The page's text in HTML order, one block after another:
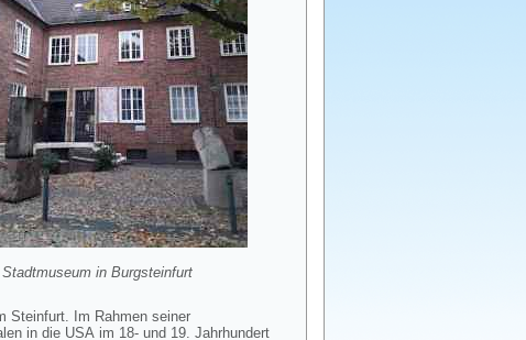
in Burgsteinfurt
Steinfurt. Im Rahmen seiner
in die USA im 18- und 19. Jahrhundert